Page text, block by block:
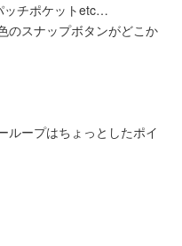
ッチポケットetc…
のスナップボタンがどこか
ループはちょっとしたポイ